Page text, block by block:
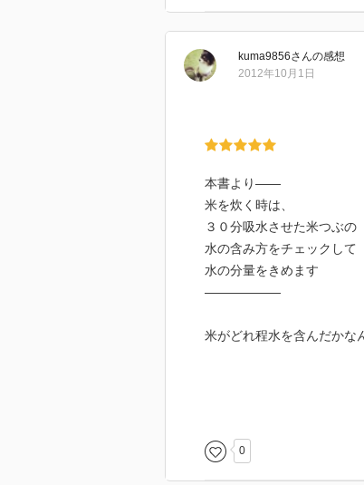
kuma9856さんの感想
2012年10月1日
本書より――
米を炊く時は、
３０分吸水させた米つぶの
水の含み方をチェックして
水の分量をきめます
――――――
米がどれ程水を含んだかな
この本はレシピ集なのだが
ご飯の炊き方、おにぎりの
0